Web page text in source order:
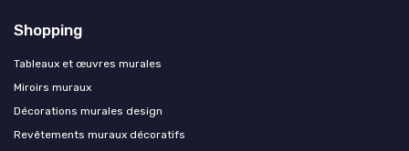
Shopping
Tableaux et œuvres murales
Miroirs muraux
Décorations murales design
Revêtements muraux décoratifs